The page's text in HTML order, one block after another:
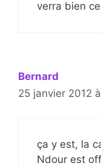
verra bien
Bernard
25 janvier 2012
ça y est, la
Ndour est